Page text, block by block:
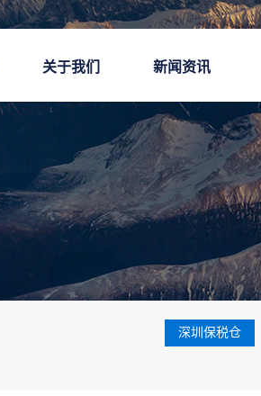
关于我们 新闻资讯
深圳保税仓